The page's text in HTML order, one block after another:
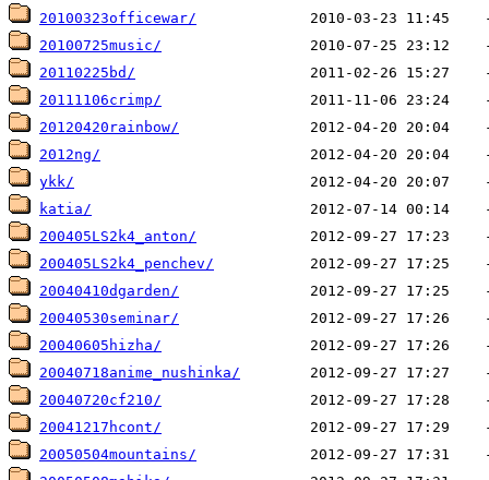
20100323officewar/
20100725music/
20110225bd/
20111106crimp/
20120420rainbow/
2012ng/
ykk/
katia/
200405LS2k4_anton/
200405LS2k4_penchev/
20040410dgarden/
20040530seminar/
20040605hizha/
20040718anime_nushinka/
20040720cf210/
20041217hcont/
20050504mountains/